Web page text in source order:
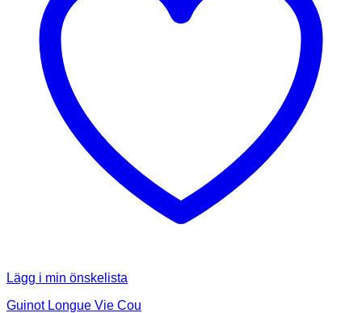
Lägg i min önskelista
Guinot Longue Vie Cou